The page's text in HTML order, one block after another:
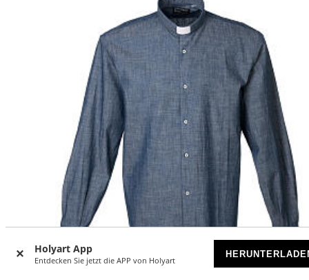
Holyart App
Entdecken Sie jetzt die APP von Holyart